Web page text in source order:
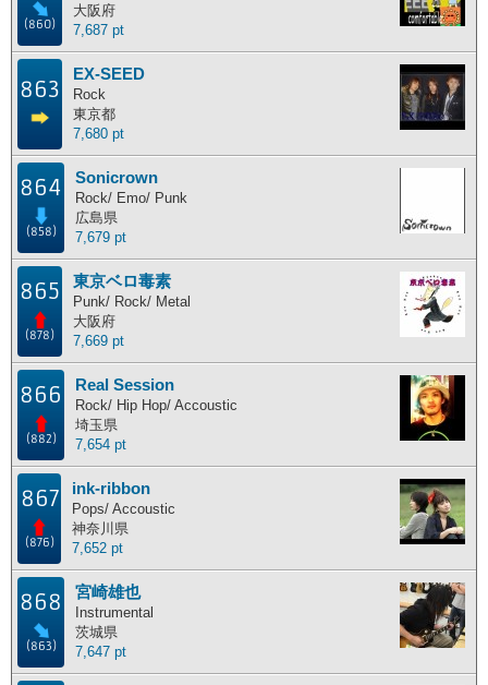
主な活動地別に分けたランキングです。
北海道 中部地方
近畿地方 九州地方
海外
(860)
大阪府
7,687 pt
863
EX-SEED
Rock
東京都
7,680 pt
864
(858)
Sonicrown
Rock/ Emo/ Punk
広島県
7,679 pt
865
(878)
東京ベロ毒素
Punk/ Rock/ Metal
大阪府
7,669 pt
866
(882)
Real Session
Rock/ Hip Hop/ Accoustic
埼玉県
7,654 pt
867
(876)
ink-ribbon
Pops/ Accoustic
神奈川県
7,652 pt
868
(863)
宮崎雄也
Instrumental
茨城県
7,647 pt